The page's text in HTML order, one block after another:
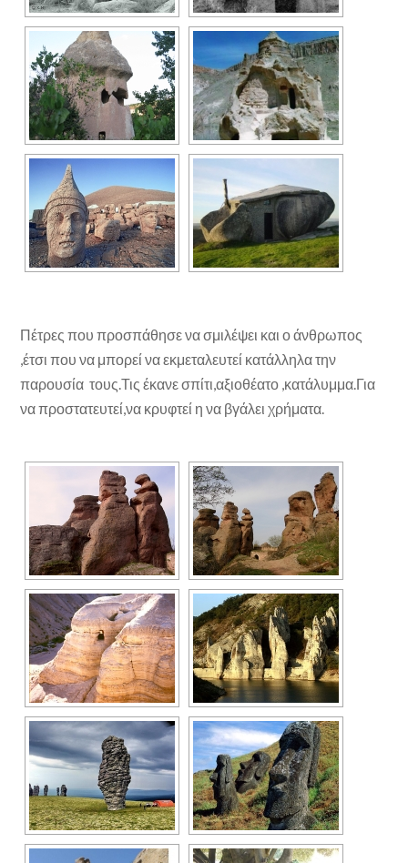
Πέτρες που προσπάθησε να σμιλέψει και ο άνθρωπος
,έτσι που να μπορεί να εκμεταλευτεί κατάλληλα την
παρουσία τους.Τις έκανε σπίτι,αξιοθέατο ,κατάλυμμα.Για
να προστατευτεί,να κρυφτεί η να βγάλει χρήματα.